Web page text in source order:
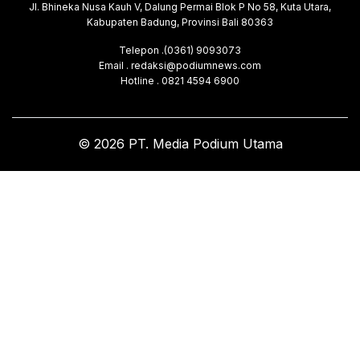
Jl. Bhineka Nusa Kauh V, Dalung Permai Blok P No 58, Kuta Utara,
Kabupaten Badung, Provinsi Bali 80363
Telepon .(0361) 9093073
Email . redaksi@podiumnews.com
Hotline . 0821 4594 6900
© 2026 PT. Media Podium Utama